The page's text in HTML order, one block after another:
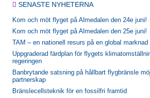
SENASTE NYHETERNA
Kom och möt flyget på Almedalen den 24e juni!
Kom och möt flyget på Almedalen den 25e juni!
TAM – en nationell resurs på en global marknad
Uppgraderad färdplan för flygets
regeringen
Banbrytande satsning på hållbart flygbränsle
partnerskap
Bränslecellsteknik för en fossilfri framtid